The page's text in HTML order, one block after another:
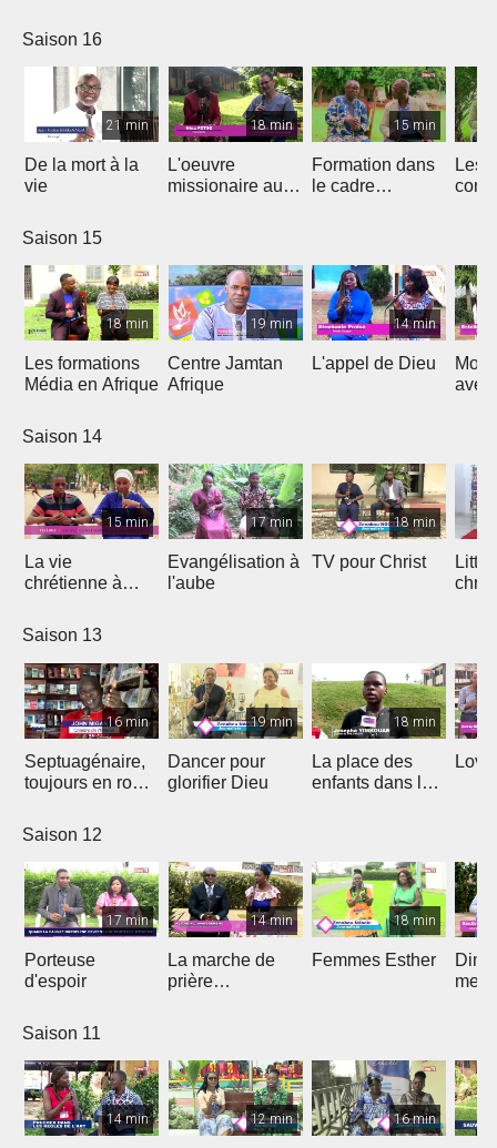
Saison 16
21 min
De la mort à la
vie
18 min
L'oeuvre
missionaire au
15 min
Formation dans
le cadre
Les
Saison 15
18 min
Les formations
Média en Afrique
19 min
Centre Jamtan
Afrique
14 min
L'appel de Dieu
Mon
avec
Saison 14
15 min
La vie
chrétienne à
17 min
Evangélisation à
l'aube
18 min
TV pour Christ
Saison 13
16 min
Septuagénaire,
toujours en route
19 min
Dancer pour
glorifier Dieu
18 min
La place des
enfants dans le
Saison 12
17 min
Porteuse
d'espoir
14 min
La marche de
prière
18 min
Femmes Esther
Saison 11
14 min 12 min 16 min